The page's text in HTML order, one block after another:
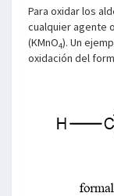
Para oxidar los
cualquier agente
(KMnO4). Un
oxidación del